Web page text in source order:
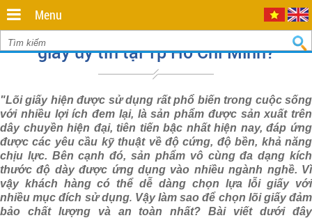
Menu
Bạn đang tìm đơn vị cung cấp ống lõi
giấy uy tín tại Tp Hồ Chí Minh?
"Lõi giấy hiện được sử dụng rất phổ biến trong cuộc sống
với nhiều lợi ích đem lại, là sản phẩm được sản xuất trên
dây chuyền hiện đại, tiên tiến bậc nhất hiện nay, đáp ứng
được các yêu cầu kỹ thuật về độ cứng, độ bền, khả năng
chịu lực. Bên cạnh đó, sản phẩm vô cùng đa dạng kích
thướcđộ dày được ứng dụng vào nhiều ngành nghề. Vì
vậy khách hàng có thể dễ dàng chọn lựa lỗi giấy với
nhiềumục đích sử dụng. Vậy làm sao để chọn lõi giấy đảm
bảo chất lượng và an toàn nhất? Bài viết dưới đây
70000
VN.
0935
712